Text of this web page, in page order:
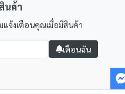
นค้า
แจ้งเตือนคุณเมื่อมีสินค้า
เตือนฉัน